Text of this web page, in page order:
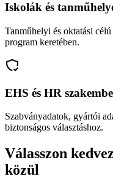
Iskolák és
Tanműhelyi és oktatási
program keretében.
EHS és HR
Szabványadatok, gyártói
biztonságos választáshoz.
Válasszon
közül